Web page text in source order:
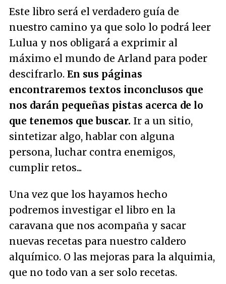
Este libro será el verdadero guía de
nuestro camino ya que solo lo podrá leer
Lulua y nos obligará a exprimir al
máximo el mundo de Arland para poder
descifrarlo. En sus páginas
encontraremos textos inconclusos que
nos darán pequeñas pistas acerca de lo
que tenemos que buscar. Ir a un sitio,
sintetizar algo, hablar con alguna
persona, luchar contra enemigos,
cumplir retos...
Una vez que los hayamos hecho
podremos investigar el libro en la
caravana que nos acompaña y sacar
nuevas recetas para nuestro caldero
alquímico. O las mejoras para la alquimia,
que no todo van a ser solo recetas.